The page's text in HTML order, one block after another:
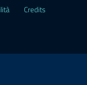
Credits